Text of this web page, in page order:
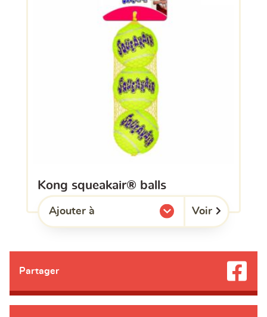
kong squeakair® balls
Ajouter à
l'une de mes listes. Voir
Partager